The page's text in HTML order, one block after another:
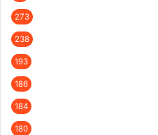
273
238
193
186
184
180